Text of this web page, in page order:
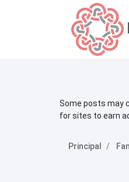
Some posts may
for sites to earn
Principal